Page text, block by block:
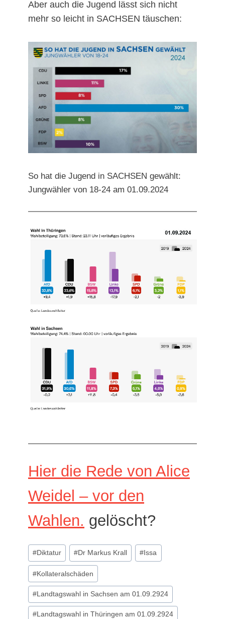
Aber auch die Jugend lässt sich nicht
mehr so leicht in SACHSEN täuschen:
So hat die Jugend in SACHSEN gewählt:
Jungwähler von 18-24 am 01.09.2024
Hier die Rede von Alice
Weidel – vor den
Wahlen. gelöscht?
Schlagworte:
#Diktatur #Dr Markus Krall # Issa
#Kollateralschäden
#Landtagswahl in Sachsen am 01.09.2924
#Landtagswahl in Thüringen am 01.09.2924